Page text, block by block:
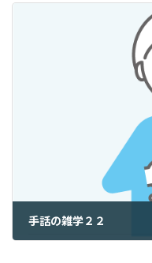
手話の雑学２２